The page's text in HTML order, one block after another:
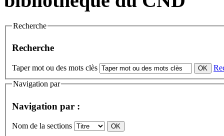
Recherche
Recherche
Taper mot ou des mots clès
Navigation par
Navigation par :
Nom de la sections